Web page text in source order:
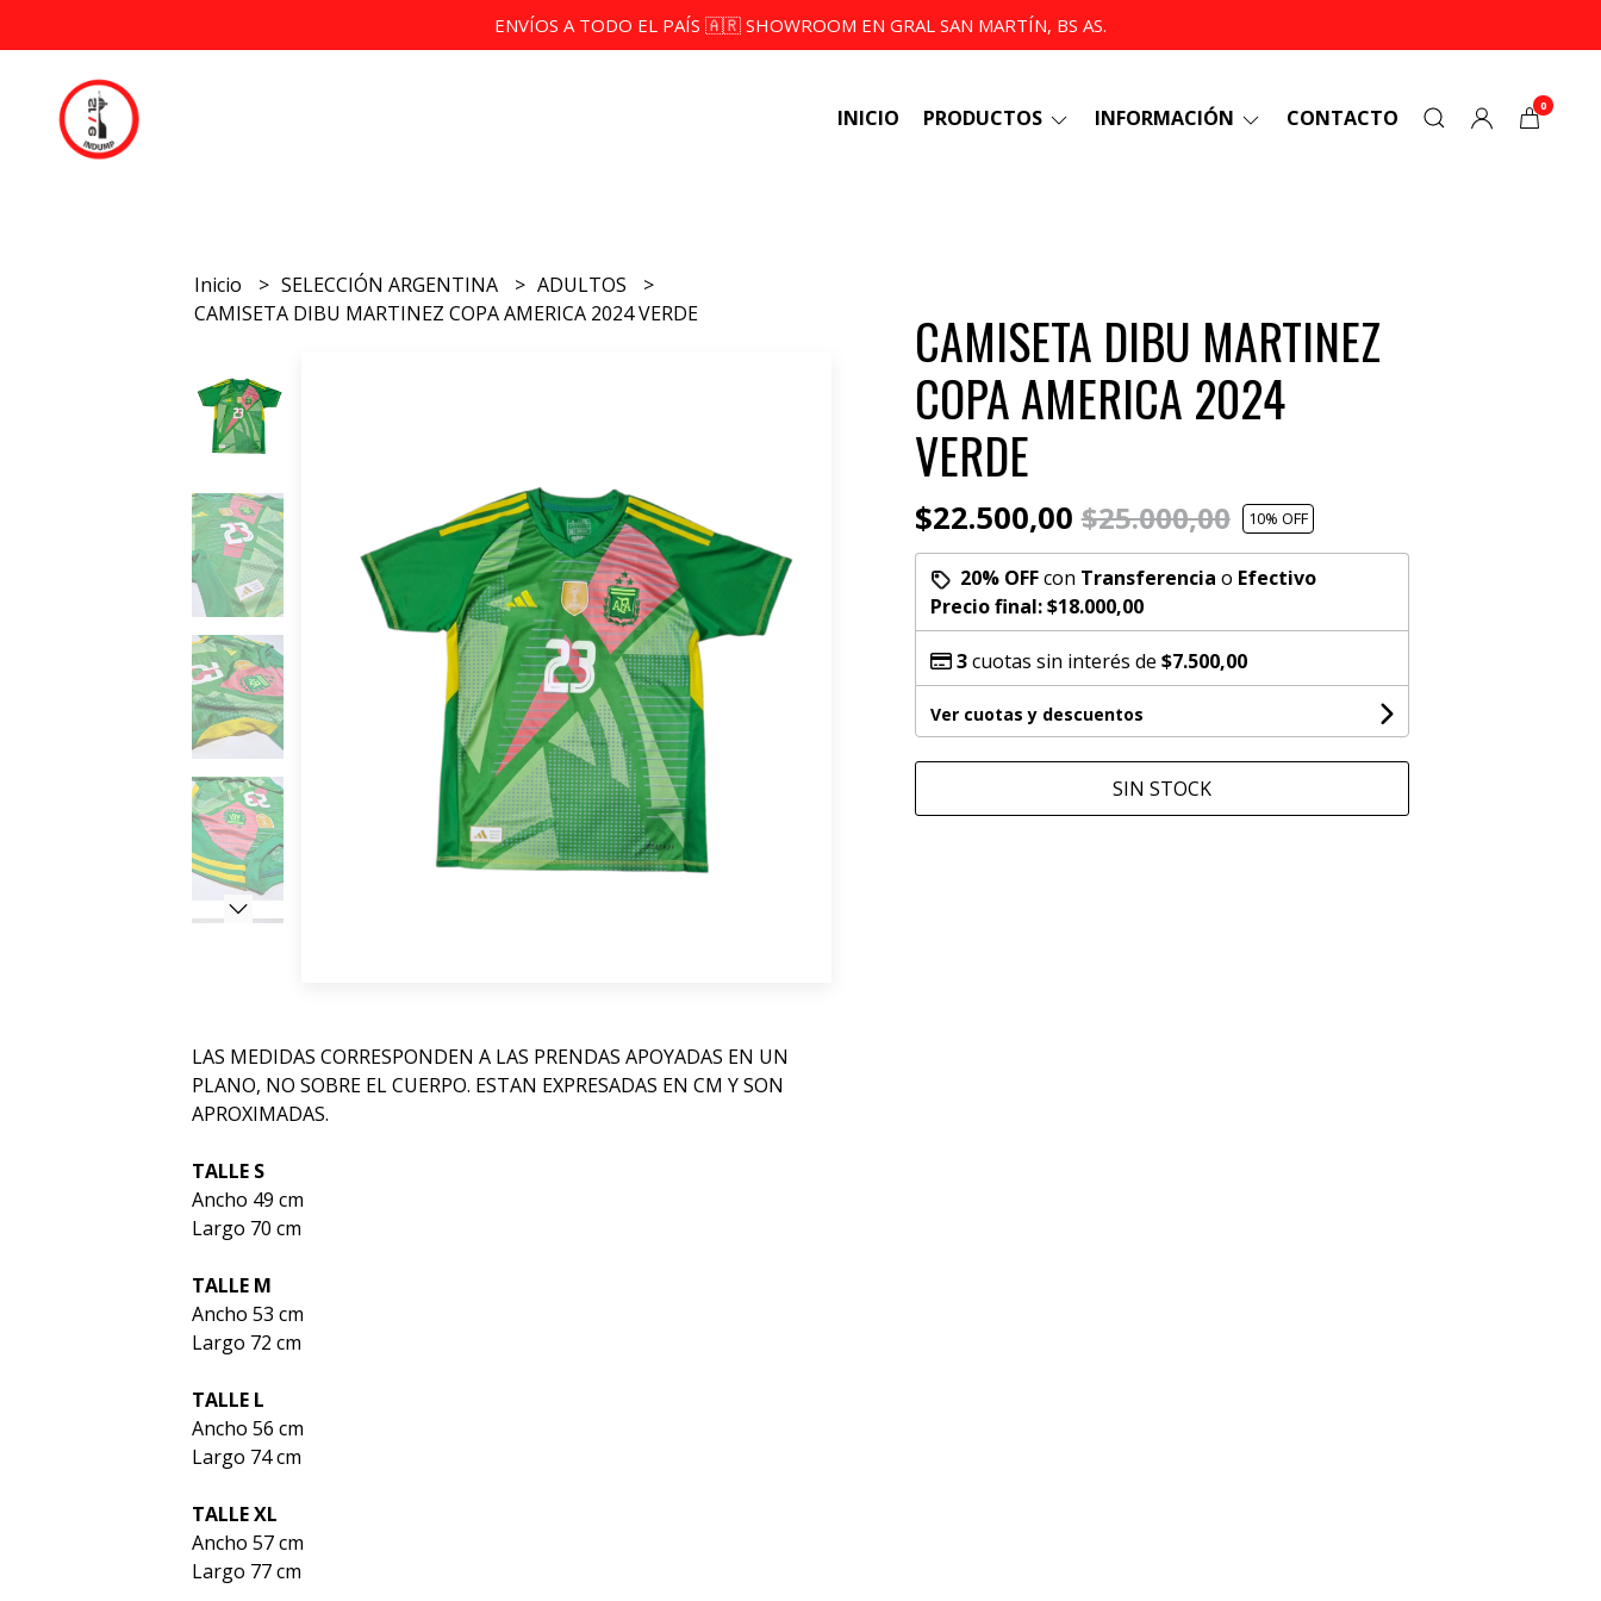
ENVÍOS A TODO EL PAÍS 🇦🇷 SHOWROOM EN GRAL SAN MARTÍN, BS AS.
INICIO PRODUCTOS INFORMACIÓN CONTACTO 0
Inicio SELECCIÓN ARGENTINA
ADULTOS
CAMISETA DIBU MARTINEZ COPA AMERICA 2024 VERDE
LAS MEDIDAS CORRESPONDEN A LAS PRENDAS APOYADAS EN UN
PLANO, NO SOBRE EL CUERPO. ESTAN EXPRESADAS EN CM Y SON
APROXIMADAS.
TALLE S
Ancho 49 cm
Largo 70 cm
TALLE M
Ancho 53 cm
Largo 72 cm
TALLE L
Ancho 56 cm
Largo 74 cm
TALLE XL
Ancho 57 cm
Largo 77 cm
CAMISETA DIBU MARTINEZ
COPA AMERICA 2024
VERDE
$22.500,00$25.000,00 10% OFF
20% OFFcon Transferencia o Efectivo
Precio final:$18.000,00
3cuotas sin interés de $7.500,00
Ver cuotas y descuentos
SIN STOCK